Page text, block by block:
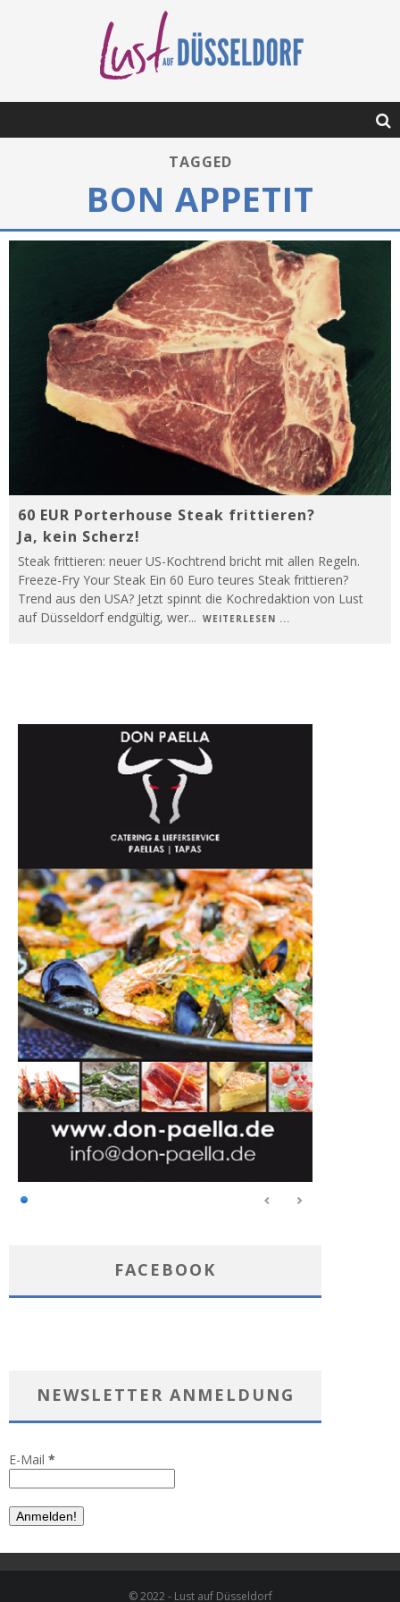
TAGGED
BON APPETIT
60 EUR Porterhouse Steak frittieren?
Ja, kein Scherz!
Steak frittieren: neuer US-Kochtrend bricht mit allen Regeln.
Freeze-Fry Your Steak Ein 60 Euro teures Steak frittieren?
Trend aus den USA? Jetzt spinnt die Kochredaktion von Lust
auf Düsseldorf endgültig, wer... WEITERLESEN ...
FACEBOOK
NEWSLETTER ANMELDUNG
E-Mail *
© 2022 - Lust auf Düsseldorf